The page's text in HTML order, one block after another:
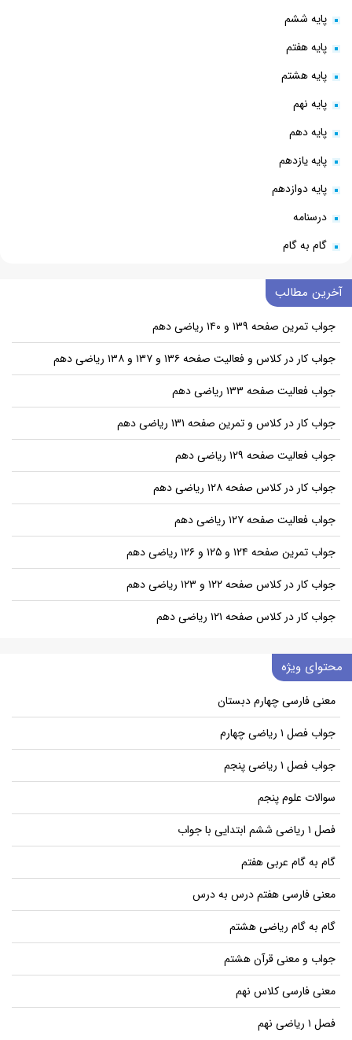
پایه ششم
پایه هفتم
پایه هشتم
پایه نهم
پایه دهم
پایه یازدهم
پایه دوازدهم
درسنامه
گام به گام
آخرین مطالب
جواب تمرین صفحه ۱۳۹ و ۱۴۰ ریاضی دهم
جواب کار در کلاس و فعالیت صفحه ۱۳۶ و ۱۳۷ و ۱۳۸ ریاضی دهم
جواب فعالیت صفحه ۱۳۳ ریاضی دهم
جواب کار در کلاس و تمرین صفحه ۱۳۱ ریاضی دهم
جواب فعالیت صفحه ۱۲۹ ریاضی دهم
جواب کار در کلاس صفحه ۱۲۸ ریاضی دهم
جواب فعالیت صفحه ۱۲۷ ریاضی دهم
جواب تمرین صفحه ۱۲۴ و ۱۲۵ و ۱۲۶ ریاضی دهم
جواب کار در کلاس صفحه ۱۲۲ و ۱۲۳ ریاضی دهم
جواب کار در کلاس صفحه ۱۲۱ ریاضی دهم
محتوای ویژه
معنی فارسی چهارم دبستان
جواب فصل ۱ ریاضی چهارم
جواب فصل ۱ ریاضی پنجم
سوالات علوم پنجم
فصل ۱ ریاضی ششم ابتدایی با جواب
گام به گام عربی هفتم
معنی فارسی هفتم درس به درس
گام به گام ریاضی هشتم
جواب و معنی قرآن هشتم
معنی فارسی کلاس نهم
فصل ۱ ریاضی نهم